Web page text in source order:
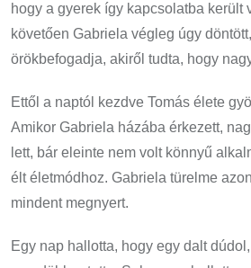
hogy a gyerek így kapcsolatba került
követően Gabriela végleg úgy
örökbefogadja, akiről tudta, hogy
Ettől a naptól kezdve Tomás élete
Amikor Gabriela házába érkezett,
lett, bár eleinte nem volt könnyű
élt életmódhoz. Gabriela türelme
mindent megnyert.
Egy nap hallotta, hogy egy dalt dúdol,